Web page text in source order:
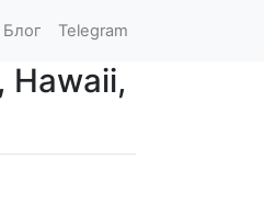
Блог Telegram
Hawaii,